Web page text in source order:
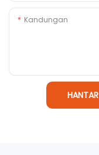
Kandungan